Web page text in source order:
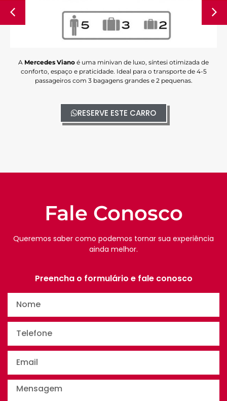
A Mercedes Viano é uma minivan de luxo, síntesi otimizada de
conforto, espaço e praticidade. Ideal para o transporte de 4-5
passageiros com 3 bagagens grandes e 2 pequenas.
RESERVE ESTE CARRO
Fale Conosco
Queremos saber como podemos tornar sua experiência
ainda melhor.
Preencha o formulário e fale conosco